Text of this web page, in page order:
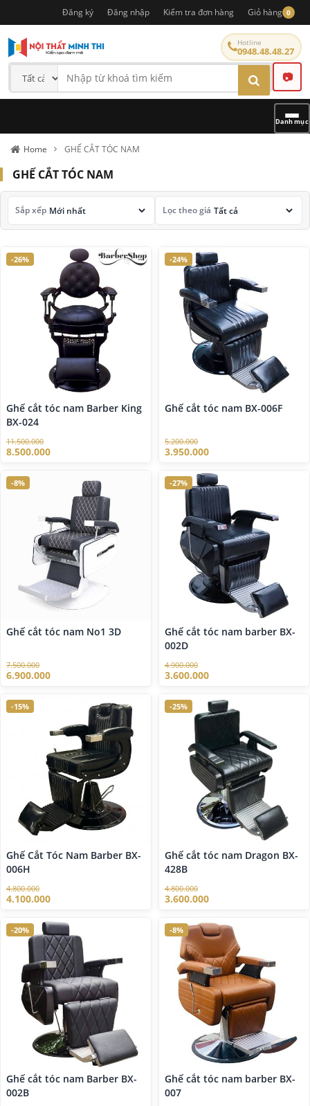
Đăng ký Đăng nhập Kiểm tra đơn hàng Giỏ hàng 0
📷
Hotline
0948.48.48.27
Danh mục
Home GHẾ CẮT TÓC NAM
GHẾ CẮT TÓC NAM
Sắp xếp Lọc theo giá
-26%
Ghế cắt tóc nam Barber King
BX-024
11.500.000
8.500.000
-24%
Ghế cắt tóc nam BX-006F
5.200.000
3.950.000
-8%
Ghế cắt tóc nam No1 3D
7.500.000
6.900.000
-27%
Ghế cắt tóc nam barber BX-
002D
4.900.000
3.600.000
-15%
Ghế Cắt Tóc Nam Barber BX-
006H
4.800.000
4.100.000
-25%
Ghế cắt tóc nam Dragon BX-
428B
4.800.000
3.600.000
-20%
Ghế cắt tóc nam Barber BX-
002B
-8%
Ghế cắt tóc nam barber BX-
007